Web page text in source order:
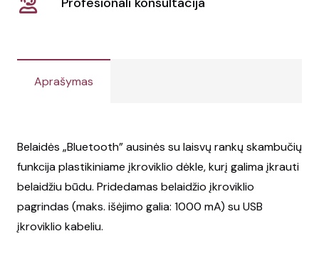
Aprašymas
Belaidės „Bluetooth” ausinės su laisvų rankų skambučių
funkcija plastikiniame įkroviklio dėkle, kurį galima įkrauti
belaidžiu būdu. Pridedamas belaidžio įkroviklio
pagrindas (maks. išėjimo galia: 1000 mA) su USB
įkroviklio kabeliu.